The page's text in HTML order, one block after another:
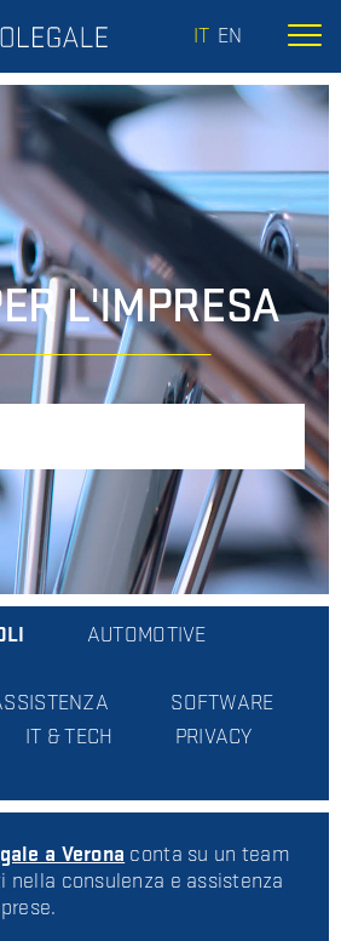
IT EN
L'IMPRESA
AUTOMOTIVE
SOFTWARE
IT & TECH
PRIVACY
a Verona conta su un team
nella consulenza e assistenza